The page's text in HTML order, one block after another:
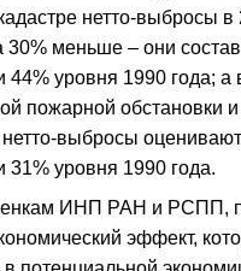
нетто-выбросы в
30% меньше – они
44% уровня 1990 года; а
пожарной обстановки
выбросы
31% уровня 1990 года.
ИНП РАН и РСПП,
эффект,